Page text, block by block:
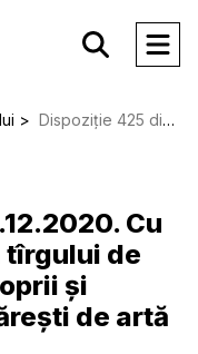
Dispoziție 425 din 08.12.2020. Cu privire la organizarea tîrgului de vînzare a lucrărilor proprii şi articolelor meşteşugăreşti de artă populară şi artizanat
Cu
tîrgului de
şi
de artă